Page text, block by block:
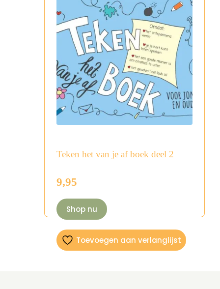
Teken het van je af boek deel 2
9,95
Shop nu
Toevoegen aan verlanglijst